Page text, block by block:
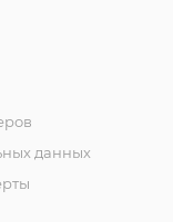
данных